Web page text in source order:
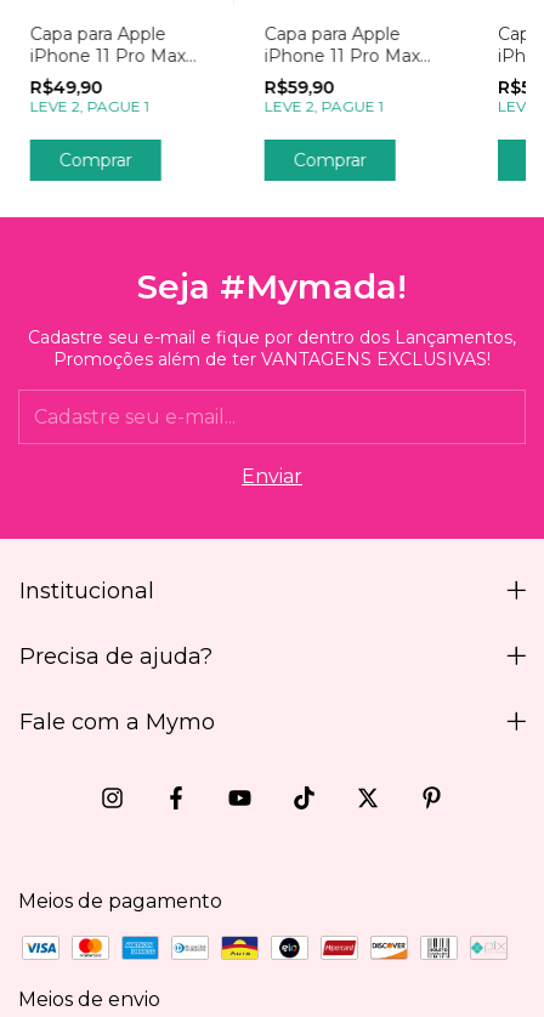
Capa para Apple
iPhone 11 Pro Max
Empresas Sua Logo
R$49,90
LEVE 2, PAGUE 1
Comprar
Capa para Apple
iPhone 11 Pro Max
com Foto Momentos
Lembrete
R$59,90
LEVE 2, PAGUE 1
Comprar
com
Post
LEVE
Seja #Mymada!
Cadastre seu e-mail e fique por dentro dos Lançamentos,
Promoções além de ter VANTAGENS EXCLUSIVAS!
Institucional
Precisa de ajuda?
Fale com a Mymo
Meios de pagamento
Meios de envio